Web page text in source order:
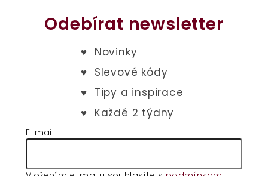
Odebírat newsletter
E-mail